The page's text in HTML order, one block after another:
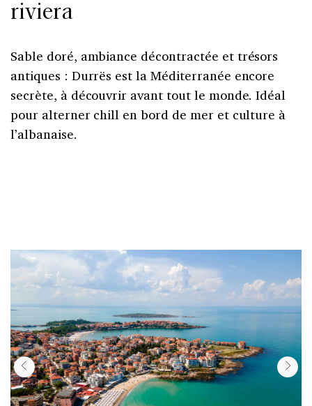
riviera
Sable doré, ambiance décontractée et trésors
antiques : Durrës est la Méditerranée encore
secrète, à découvrir avant tout le monde. Idéal
pour alterner chill en bord de mer et culture à
l’albanaise.